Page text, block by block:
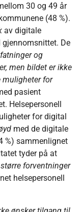
30 og 49 år
(48 %).
av digitale
De
og
men bildet er ikke
muligheter for
pasient
Helsepersonell
for digital
med de digitale
%) sammenlignet
tyder på at
større forventninger
helsepersonell